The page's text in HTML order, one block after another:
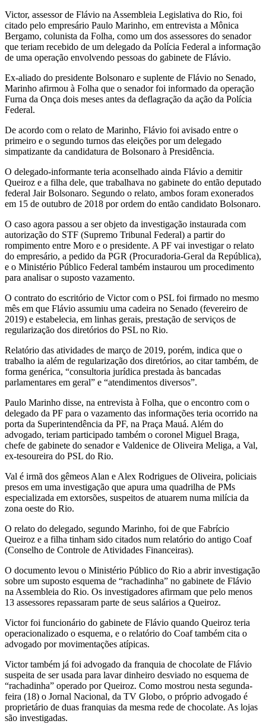
Victor, assessor de Flávio na Assembleia Legislativa do Rio, foi
citado pelo empresário Paulo Marinho, em entrevista a Mônica
Bergamo, colunista da Folha, como um dos assessores do senador
que teriam recebido de um delegado da Polícia Federal a informação
de uma operação envolvendo pessoas do gabinete de Flávio.
Ex-aliado do presidente Bolsonaro e suplente de Flávio no Senado,
Marinho afirmou à Folha que o senador foi informado da operação
Furna da Onça dois meses antes da deflagração da ação da Polícia
Federal.
De acordo com o relato de Marinho, Flávio foi avisado entre o
primeiro e o segundo turnos das eleições por um delegado
simpatizante da candidatura de Bolsonaro à Presidência.
O delegado-informante teria aconselhado ainda Flávio a demitir
Queiroz e a filha dele, que trabalhava no gabinete do então deputado
federal Jair Bolsonaro. Segundo o relato, ambos foram exonerados
em 15 de outubro de 2018 por ordem do então candidato Bolsonaro.
O caso agora passou a ser objeto da investigação instaurada com
autorização do STF (Supremo Tribunal Federal) a partir do
rompimento entre Moro e o presidente. A PF vai investigar o relato
do empresário, a pedido da PGR (Procuradoria-Geral da República),
e o Ministério Público Federal também instaurou um procedimento
para analisar o suposto vazamento.
O contrato do escritório de Victor com o PSL foi firmado no mesmo
mês em que Flávio assumiu uma cadeira no Senado (fevereiro de
2019) e estabelecia, em linhas gerais, prestação de serviços de
regularização dos diretórios do PSL no Rio.
Relatório das atividades de março de 2019, porém, indica que o
trabalho ia além de regularização dos diretórios, ao citar também, de
forma genérica, “consultoria jurídica prestada às bancadas
parlamentares em geral” e “atendimentos diversos”.
Paulo Marinho disse, na entrevista à Folha, que o encontro com o
delegado da PF para o vazamento das informações teria ocorrido na
porta da Superintendência da PF, na Praça Mauá. Além do
advogado, teriam participado também o coronel Miguel Braga,
chefe de gabinete do senador e Valdenice de Oliveira Meliga, a Val,
ex-tesoureira do PSL do Rio.
Val é irmã dos gêmeos Alan e Alex Rodrigues de Oliveira, policiais
presos em uma investigação que apura uma quadrilha de PMs
especializada em extorsões, suspeitos de atuarem numa milícia da
zona oeste do Rio.
O relato do delegado, segundo Marinho, foi de que Fabrício
Queiroz e a filha tinham sido citados num relatório do antigo Coaf
(Conselho de Controle de Atividades Financeiras).
O documento levou o Ministério Público do Rio a abrir investigação
sobre um suposto esquema de “rachadinha” no gabinete de Flávio
na Assembleia do Rio. Os investigadores afirmam que pelo menos
13 assessores repassaram parte de seus salários a Queiroz.
Victor foi funcionário do gabinete de Flávio quando Queiroz teria
operacionalizado o esquema, e o relatório do Coaf também cita o
advogado por movimentações atípicas.
Victor também já foi advogado da franquia de chocolate de Flávio
suspeita de ser usada para lavar dinheiro desviado no esquema de
“rachadinha” operado por Queiroz. Como mostrou nesta segunda-
feira (18) o Jornal Nacional, da TV Globo, o próprio advogado é
proprietário de duas franquias da mesma rede de chocolate. As lojas
são investigadas.